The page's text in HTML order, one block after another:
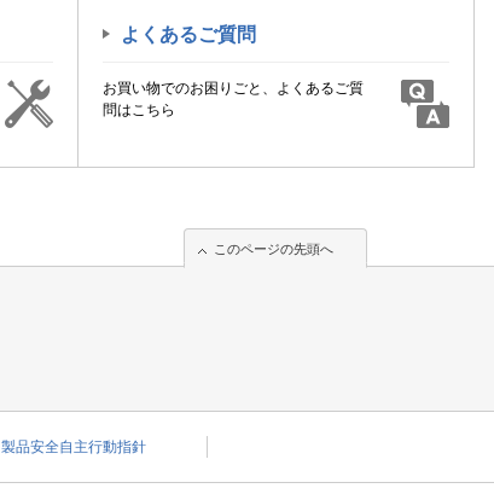
よくあるご質問
お買い物でのお困りごと、よくあるご質
問はこちら
このページの先頭へ
このページの先頭へ
製品安全自主行動指針